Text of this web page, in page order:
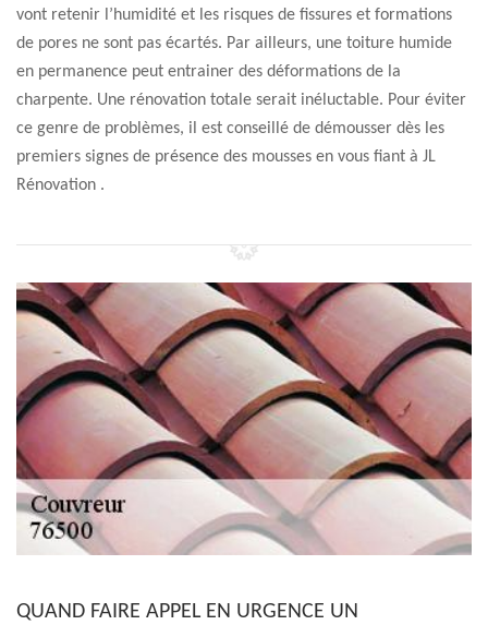
vont retenir l’humidité et les risques de fissures et formations
de pores ne sont pas écartés. Par ailleurs, une toiture humide
en permanence peut entrainer des déformations de la
charpente. Une rénovation totale serait inéluctable. Pour éviter
ce genre de problèmes, il est conseillé de démousser dès les
premiers signes de présence des mousses en vous fiant à JL
Rénovation .
QUAND FAIRE APPEL EN URGENCE UN